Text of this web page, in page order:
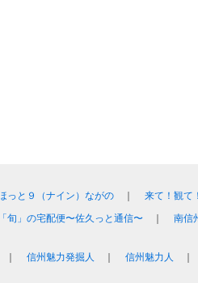
っと９（ナイン）ながの 来て！観て
「旬」の宅配便〜佐久っと通信〜 南信
信州魅力発掘人 信州魅力人